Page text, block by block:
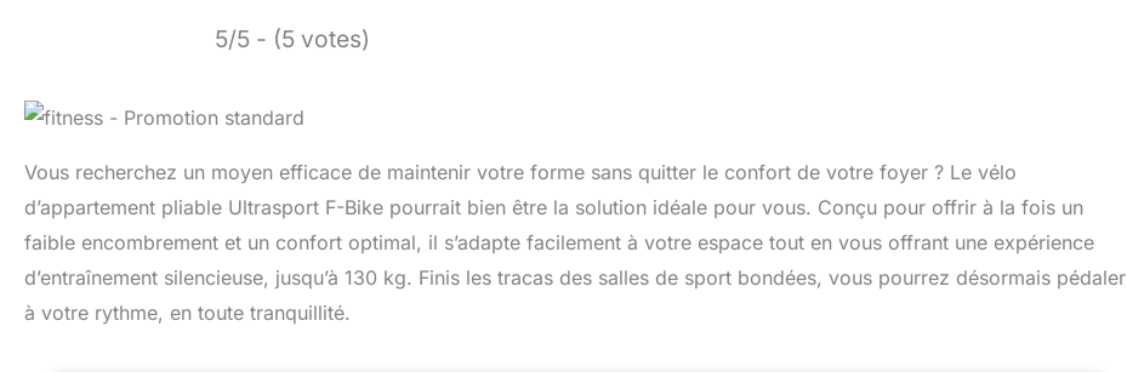
5/5 - (5 votes)
Vous recherchez un moyen efficace de maintenir votre forme sans quitter le confort de votre foyer ? Le vélo
d’appartement pliable Ultrasport F-Bike pourrait bien être la solution idéale pour vous. Conçu pour offrir à la fois un
faible encombrement et un confort optimal, il s’adapte facilement à votre espace tout en vous offrant une expérience
d’entraînement silencieuse, jusqu’à 130 kg. Finis les tracas des salles de sport bondées, vous pourrez désormais pédaler
à votre rythme, en toute tranquillité.